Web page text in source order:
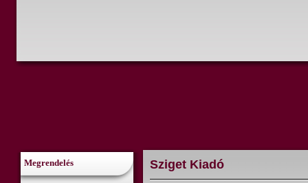
Megrendelés Sziget Kiadó